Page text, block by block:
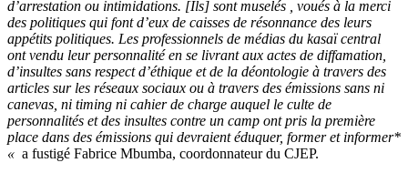
d’arrestation ou intimidations. [Ils] sont muselés , voués à la merci
des politiques qui font d’eux de caisses de résonnance des leurs
appétits politiques. Les professionnels de médias du kasaï central
ont vendu leur personnalité en se livrant aux actes de diffamation,
d’insultes sans respect d’éthique et de la déontologie à travers des
articles sur les réseaux sociaux ou à travers des émissions sans ni
canevas, ni timing ni cahier de charge auquel le culte de
personnalités et des insultes contre un camp ont pris la première
place dans des émissions qui devraient éduquer, former et informer*
« a fustigé Fabrice Mbumba, coordonnateur du CJEP.